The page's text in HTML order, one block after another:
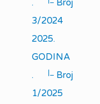
.
Broj
3/2024
2025.
GODINA
.
|_ Broj
1/2025